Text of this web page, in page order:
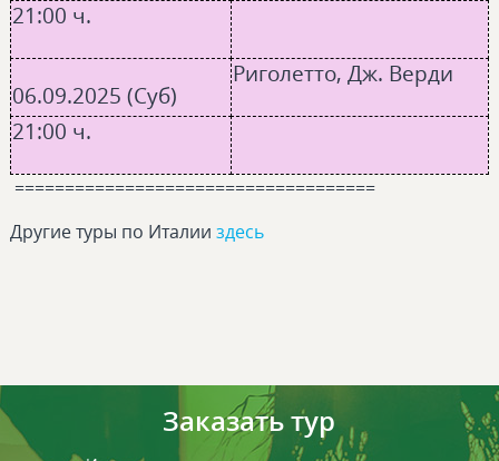
21:00 ч.
06.09.2025 (Суб)
Риголетто, Дж. Верди
21:00 ч.
====================================
Другие туры по Италии здесь
Заказать тур